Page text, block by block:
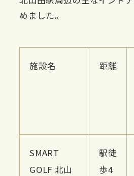
めました。
施設名 距離
SMART
GOLF 北山
駅徒
歩4